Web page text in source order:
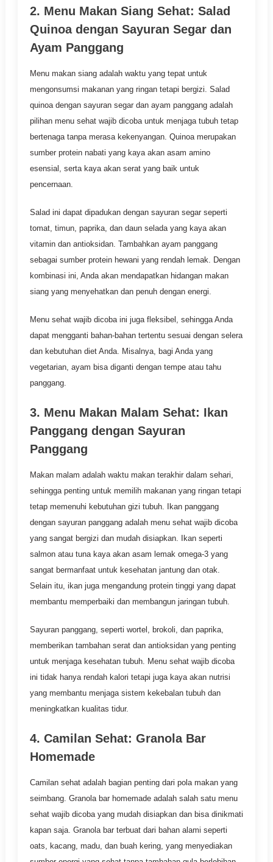
2. Menu Makan Siang Sehat: Salad
Quinoa dengan Sayuran Segar dan
Ayam Panggang
Menu makan siang adalah waktu yang tepat untuk
mengonsumsi makanan yang ringan tetapi bergizi. Salad
quinoa dengan sayuran segar dan ayam panggang adalah
pilihan menu sehat wajib dicoba untuk menjaga tubuh tetap
bertenaga tanpa merasa kekenyangan. Quinoa merupakan
sumber protein nabati yang kaya akan asam amino
esensial, serta kaya akan serat yang baik untuk
pencernaan.
Salad ini dapat dipadukan dengan sayuran segar seperti
tomat, timun, paprika, dan daun selada yang kaya akan
vitamin dan antioksidan. Tambahkan ayam panggang
sebagai sumber protein hewani yang rendah lemak. Dengan
kombinasi ini, Anda akan mendapatkan hidangan makan
siang yang menyehatkan dan penuh dengan energi.
Menu sehat wajib dicoba ini juga fleksibel, sehingga Anda
dapat mengganti bahan-bahan tertentu sesuai dengan selera
dan kebutuhan diet Anda. Misalnya, bagi Anda yang
vegetarian, ayam bisa diganti dengan tempe atau tahu
panggang.
3. Menu Makan Malam Sehat: Ikan
Panggang dengan Sayuran
Panggang
Makan malam adalah waktu makan terakhir dalam sehari,
sehingga penting untuk memilih makanan yang ringan tetapi
tetap memenuhi kebutuhan gizi tubuh. Ikan panggang
dengan sayuran panggang adalah menu sehat wajib dicoba
yang sangat bergizi dan mudah disiapkan. Ikan seperti
salmon atau tuna kaya akan asam lemak omega-3 yang
sangat bermanfaat untuk kesehatan jantung dan otak.
Selain itu, ikan juga mengandung protein tinggi yang dapat
membantu memperbaiki dan membangun jaringan tubuh.
Sayuran panggang, seperti wortel, brokoli, dan paprika,
memberikan tambahan serat dan antioksidan yang penting
untuk menjaga kesehatan tubuh. Menu sehat wajib dicoba
ini tidak hanya rendah kalori tetapi juga kaya akan nutrisi
yang membantu menjaga sistem kekebalan tubuh dan
meningkatkan kualitas tidur.
4. Camilan Sehat: Granola Bar
Homemade
Camilan sehat adalah bagian penting dari pola makan yang
seimbang. Granola bar homemade adalah salah satu menu
sehat wajib dicoba yang mudah disiapkan dan bisa dinikmati
kapan saja. Granola bar terbuat dari bahan alami seperti
oats, kacang, madu, dan buah kering, yang menyediakan